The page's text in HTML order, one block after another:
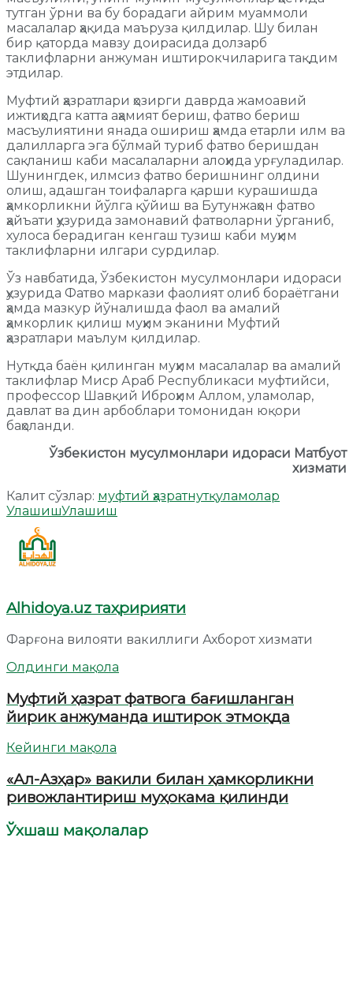
тутган ўрни ва бу борадаги айрим муаммоли
масалалар ҳақида маъруза қилдилар. Шу билан
бир қаторда мавзу доирасида долзарб
таклифларни анжуман иштирокчиларига тақдим
этдилар.
Муфтий ҳазратлари ҳозирги даврда жамоавий
ижтиҳодга катта аҳамият бериш, фатво бериш
масъулиятини янада ошириш ҳамда етарли илм ва
далилларга эга бўлмай туриб фатво беришдан
сақланиш каби масалаларни алоҳида урғуладилар.
Шунингдек, илмсиз фатво беришнинг олдини
олиш, адашган тоифаларга қарши курашишда
ҳамкорликни йўлга қўйиш ва Бутунжаҳон фатво
ҳайъати ҳузурида замонавий фатволарни ўрганиб,
хулоса берадиган кенгаш тузиш каби муҳим
таклифларни илгари сурдилар.
Ўз навбатида, Ўзбекистон мусулмонлари идораси
ҳузурида Фатво маркази фаолият олиб бораётгани
ҳамда мазкур йўналишда фаол ва амалий
ҳамкорлик қилиш муҳим эканини Муфтий
ҳазратлари маълум қилдилар.
Нутқда баён қилинган муҳим масалалар ва амалий
таклифлар Миср Араб Республикаси муфтийси,
профессор Шавқий Иброҳим Аллом, уламолар,
давлат ва дин арбоблари томонидан юқори
баҳоланди.
Ўзбекистон мусулмонлари идораси Матбуот
хизмати
Калит сўзлар: муфтий ҳазратнутқуламолар
УлашишУлашиш
Alhidoya.uz таҳририяти
Фарғона вилояти вакиллиги Ахборот хизмати
Олдинги мақола
Муфтий ҳазрат фатвога бағишланган
йирик анжуманда иштирок этмоқда
Кейинги мақола
«Ал-Азҳар» вакили билан ҳамкорликни
ривожлантириш муҳокама қилинди
Ўхшаш мақолалар